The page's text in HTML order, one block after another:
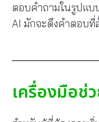
ตอบคำถามในรูปแบ
AI มักจะดึงคำตอบที่
เครื่องมือช่